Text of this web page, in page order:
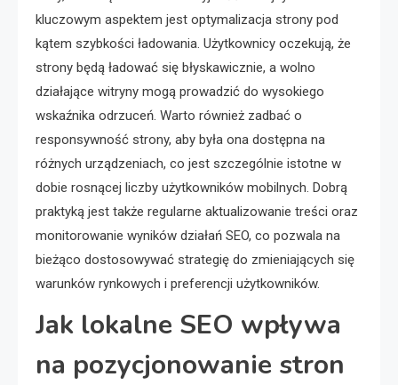
kluczowym aspektem jest optymalizacja strony pod
kątem szybkości ładowania. Użytkownicy oczekują, że
strony będą ładować się błyskawicznie, a wolno
działające witryny mogą prowadzić do wysokiego
wskaźnika odrzuceń. Warto również zadbać o
responsywność strony, aby była ona dostępna na
różnych urządzeniach, co jest szczególnie istotne w
dobie rosnącej liczby użytkowników mobilnych. Dobrą
praktyką jest także regularne aktualizowanie treści oraz
monitorowanie wyników działań SEO, co pozwala na
bieżąco dostosowywać strategię do zmieniających się
warunków rynkowych i preferencji użytkowników.
Jak lokalne SEO wpływa
na pozycjonowanie stron